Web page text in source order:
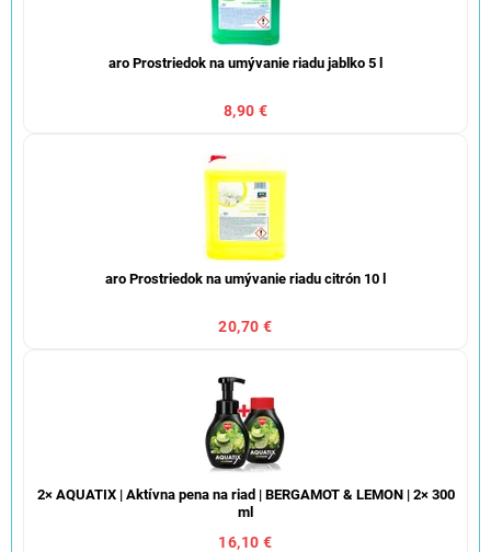
aro Prostriedok na umývanie riadu jablko 5 l
8,90 €
aro Prostriedok na umývanie riadu citrón 10 l
20,70 €
2× AQUATIX | Aktívna pena na riad | BERGAMOT & LEMON | 2× 300
ml
16,10 €